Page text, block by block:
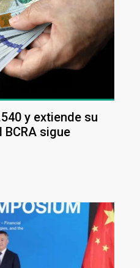
y extiende su
sigue